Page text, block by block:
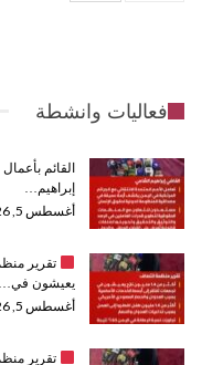
فعاليات وانشطة
القائم
إبراهيم…
أغسطس 5, 2026
تقرير
يعيشون في…
أغسطس 5, 2026
تقرير